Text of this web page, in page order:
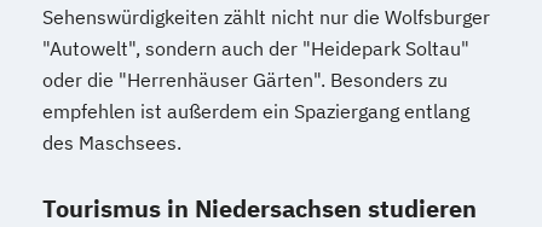
Sehenswürdigkeiten zählt nicht nur die Wolfsburger
"Autowelt", sondern auch der "Heidepark Soltau"
oder die "Herrenhäuser Gärten". Besonders zu
empfehlen ist außerdem ein Spaziergang entlang
des Maschsees.
Tourismus in Niedersachsen studieren